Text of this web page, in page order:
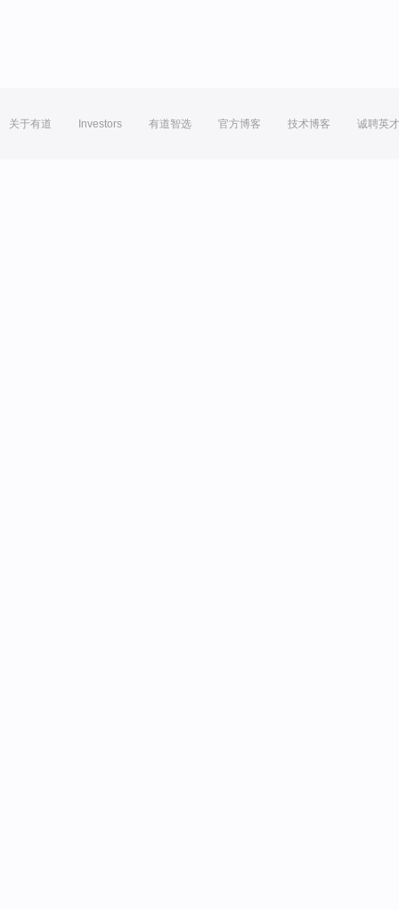
关于有道 Investors 有道智选 官方博客 技术博客 诚聘英才